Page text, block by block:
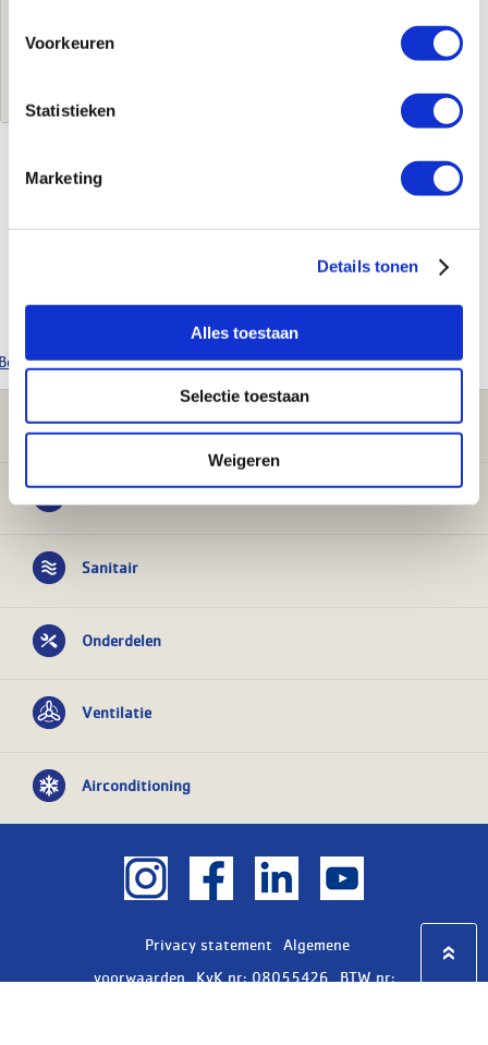
Voorkeuren
Statistieken
Marketing
Details tonen
Alles toestaan
Selectie toestaan
Weigeren
Kenmerken
Product soort
Filterset
alle Stiebel Eltron producten
Klantenservice
Verwarming
Sanitair
Onderdelen
Ventilatie
Airconditioning
Privacy statement
Algemene
voorwaarden
KvK nr: 08055426
BTW nr: